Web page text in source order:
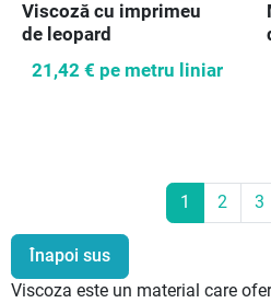
Viscoză cu imprimeu
de leopard
21,42 € pe metru liniar
1 2 3
Înapoi sus
Viscoza este un material care